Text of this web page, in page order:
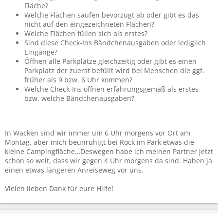
Fläche?
Welche Flächen saufen bevorzugt ab oder gibt es das
nicht auf den eingezeichneten Flächen?
Welche Flächen füllen sich als erstes?
Sind diese Check-Ins Bändchenausgaben oder lediglich
Eingänge?
Öffnen alle Parkplätze gleichzeitig oder gibt es einen
Parkplatz der zuerst befüllt wird bei Menschen die ggf.
früher als 9 bzw. 6 Uhr kommen?
Welche Check-Ins öffnen erfahrungsgemäß als erstes
bzw. welche Bändchenausgaben?
In Wacken sind wir immer um 6 Uhr morgens vor Ort am
Montag, aber mich beunruhigt bei Rock im Park etwas die
kleine Campingfläche…Deswegen habe ich meinen Partner jetzt
schon so weit, dass wir gegen 4 Uhr morgens da sind. Haben ja
einen etwas längeren Anreiseweg vor uns.
Vielen lieben Dank für eure Hilfe!